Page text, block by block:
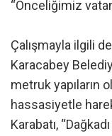
“Önceliğimiz
Çalışmayla ilgili
Karacabey
metruk yapıların
hassasiyetle
Karabatı,